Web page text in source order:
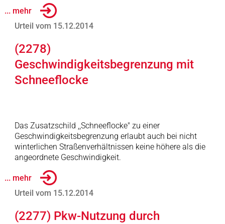
... mehr
Urteil vom 15.12.2014
(2278)
Geschwindigkeitsbegrenzung mit
Schneeflocke
Das Zusatzschild ,,Schneeflocke" zu einer
Geschwindigkeitsbegrenzung erlaubt auch bei nicht
winterlichen Straßenverhältnissen keine höhere als die
angeordnete Geschwindigkeit.
... mehr
Urteil vom 15.12.2014
(2277) Pkw-Nutzung durch